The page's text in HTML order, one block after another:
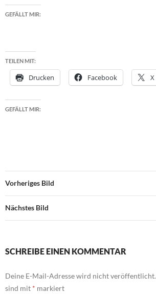
GEFÄLLT MIR:
TEILEN MIT:
Drucken Facebook X
GEFÄLLT MIR:
Vorheriges Bild
Nächstes Bild
SCHREIBE EINEN KOMMENTAR
Deine E-Mail-Adresse wird nicht veröffentlicht.
sind mit * markiert